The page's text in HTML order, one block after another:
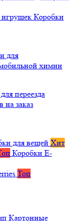
игрушек Коробки
для
химии
переезда
на заказ
для вещей Хит
Коробки E-
Топ
Картонные